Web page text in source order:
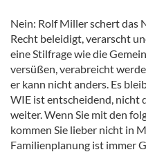
Nein: Rolf Miller schert das
Recht beleidigt, verarscht
eine Stilfrage wie die
versüßen, verabreicht
er kann nicht anders. Es
WIE ist entscheidend, nicht
weiter. Wenn Sie mit den
kommen Sie lieber nicht in
Familienplanung ist immer